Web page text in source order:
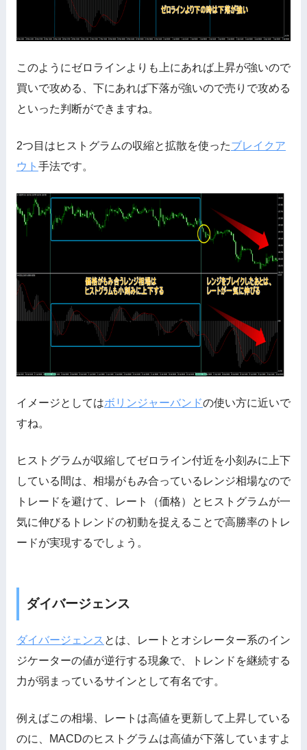
このようにゼロラインよりも上にあれば上昇が強いので
買いで攻める、下にあれば下落が強いので売りで攻める
といった判断ができますね。
2つ目はヒストグラムの収縮と拡散を使ったブレイクア
ウト 手法です。
イメージとしてはボリンジャーバンドの使い方に近いで
すね。
ヒストグラムが収縮してゼロライン付近を小刻みに上下
している間は、相場がもみ合っているレンジ相場なので
トレードを避けて、レート（価格）とヒストグラムが一
気に伸びるトレンドの初動を捉えることで高勝率のトレ
ードが実現するでしょう。
ダイバージェンス
ダイバージェンス とは、レートとオシレーター系のイン
ジケーターの値が逆行する現象で、トレンドを継続する
力が弱まっているサインとして有名です。
例えばこの相場、レートは高値を更新して上昇している
のに、MACDのヒストグラムは高値が下落していますよ